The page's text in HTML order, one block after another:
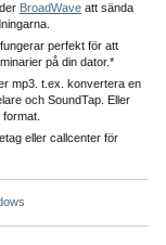
BroadWave att sända
perfekt för att
på din dator.*
mp3. t.ex. konvertera en
och SoundTap. Eller
eller callcenter för